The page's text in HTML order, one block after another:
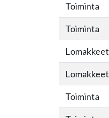
Toiminta
Toiminta
Lomakkeet
Lomakkeet
Toiminta